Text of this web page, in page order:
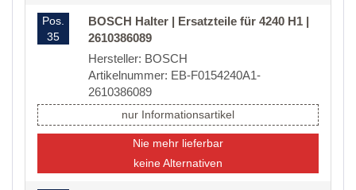
Pos.
35
BOSCH Halter | Ersatzteile für 4240 H1 |
2610386089
Hersteller: BOSCH
Artikelnummer: EB-F0154240A1-
2610386089
nur Informationsartikel
Nie mehr lieferbar
keine Alternativen